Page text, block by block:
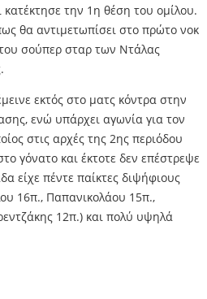
κατέκτησε την 1η θέση του ομίλου.
θα αντιμετωπίσει στο πρώτο νοκ
σούπερ σταρ των Ντάλας
εκτός στο ματς κόντρα στην
ενώ υπάρχει αγωνία για τον
στις αρχές της 2ης περιόδου
γόνατο και έκτοτε δεν επέστρεψε
είχε πέντε παίκτες διψήφιους
16π., Παπανικολάου 15π.,
12π.) και πολύ υψηλά